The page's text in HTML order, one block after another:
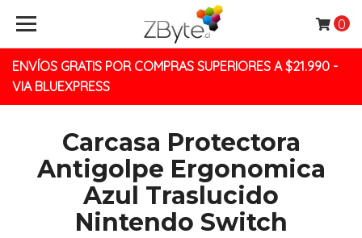
ENVÍOS GRATIS POR COMPRAS SUPERIORES A $21.990 -
VIA BLUEXPRESS
0
Carcasa Protectora
Antigolpe Ergonomica
Azul Traslucido
Nintendo Switch